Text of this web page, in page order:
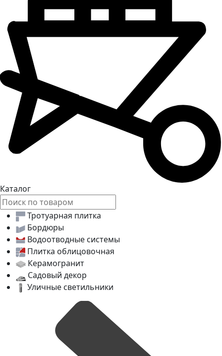
Каталог
Тротуарная плитка
Бордюры
Водоотводные системы
Плитка облицовочная
Керамогранит
Садовый декор
Уличные светильники